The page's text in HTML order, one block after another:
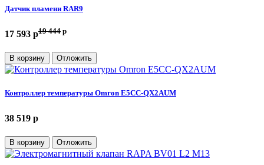
Датчик пламени RAR9
17 593 p19 444 p
В корзину Отложить
Контроллер температуры Omron E5CC-QX2AUM
38 519 p
В корзину Отложить